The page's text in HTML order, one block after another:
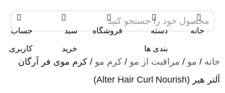
خانه دسته
بندی ها
فروشگاه سبد
خرید
حساب
کاربری
خانه / مو / مراقبت از مو / کرم مو / کرم موی فر آرگان
آلتر هیر (Alter Hair Curl Nourish)